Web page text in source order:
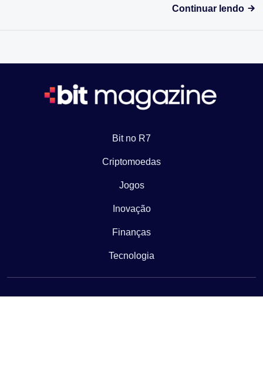
Continuar lendo
Bit no R7
Criptomoedas
Jogos
Inovação
Finanças
Tecnologia